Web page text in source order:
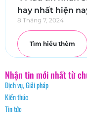
hay nhất hiện
8 Tháng 7, 2024
Tìm hiểu thêm
Nhận tin mới nhất từ
Dịch vụ, Giải pháp
Kiến thức
Tin tức